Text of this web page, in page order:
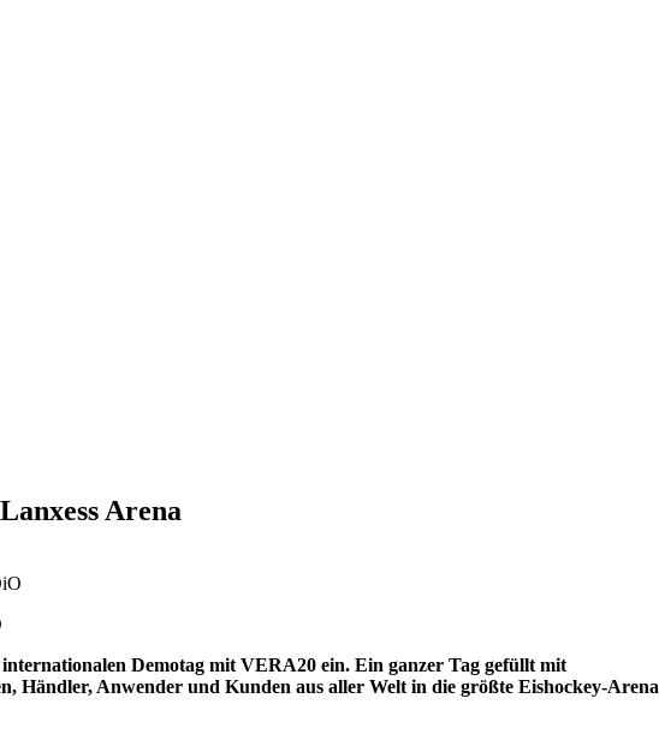
Arena
Demotag mit VERA20 ein. Ein ganzer Tag gefüllt mit
Händler, Anwender und Kunden aus aller Welt in die größte Eishockey-Arena